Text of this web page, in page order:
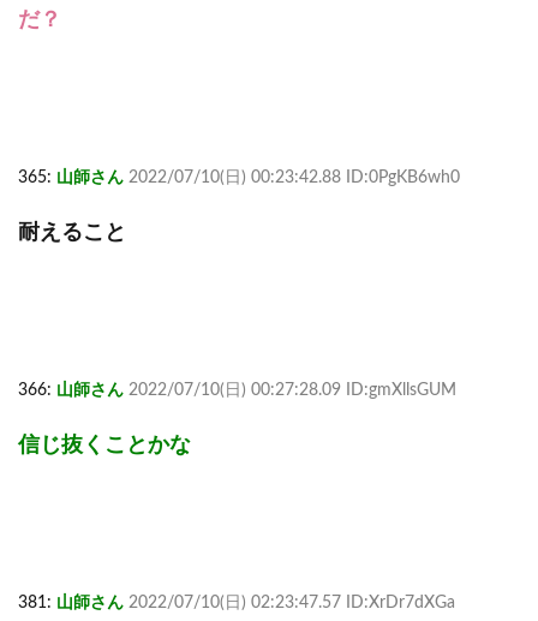
だ？
365: 山師さん 2022/07/10(日) 00:23:42.88 ID:0PgKB6wh0
耐えること
366: 山師さん 2022/07/10(日) 00:27:28.09 ID:gmXllsGUM
信じ抜くことかな
381: 山師さん 2022/07/10(日) 02:23:47.57 ID:XrDr7dXGa